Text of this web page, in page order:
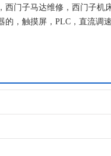
西门子马达维修，西门子
的，触摸屏，PLC，直流